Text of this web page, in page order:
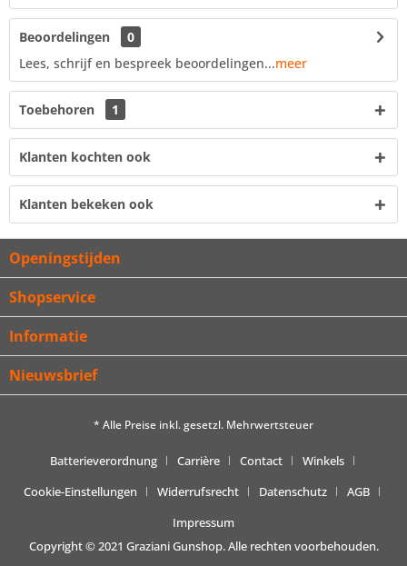
Beoordelingen
0
Lees, schrijf en bespreek beoordelingen...meer
Toebehoren 1
Klanten kochten ook
Klanten bekeken ook
Openingstijden
Shopservice
Informatie
Nieuwsbrief
* Alle Preise inkl. gesetzl. Mehrwertsteuer
Batterieverordnung Carrière Contact
Winkels
Cookie-Einstellungen
Widerrufsrecht Datenschutz
AGB
Impressum
Copyright © 2021 Graziani Gunshop. Alle rechten voorbehouden.